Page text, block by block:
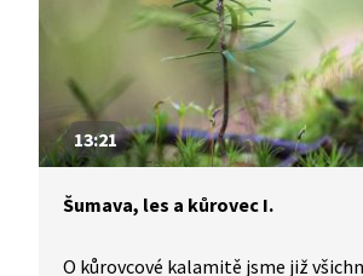
13:21
Šumava, les a kůrovec I.
O kůrovcové kalamitě jsme již